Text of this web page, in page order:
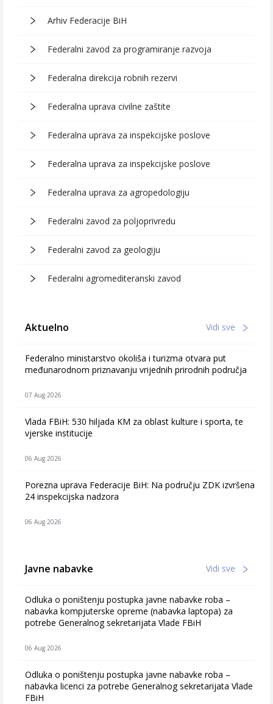
Arhiv Federacije BiH
Federalni zavod za programiranje razvoja
Federalna direkcija robnih rezervi
Federalna uprava civilne zaštite
Federalna uprava za inspekcijske poslove
Federalna uprava za inspekcijske poslove
Federalna uprava za agropedologiju
Federalni zavod za poljoprivredu
Federalni zavod za geologiju
Federalni agromediteranski zavod
Aktuelno Vidi sve
Federalno ministarstvo okoliša i turizma otvara put
međunarodnom priznavanju vrijednih prirodnih područja
07 Aug 2026
Vlada FBiH: 530 hiljada KM za oblast kulture i sporta, te
vjerske institucije
06 Aug 2026
Porezna uprava Federacije BiH: Na području ZDK izvršena
24 inspekcijska nadzora
06 Aug 2026
Javne nabavke Vidi sve
Odluka o poništenju postupka javne nabavke roba –
nabavka kompjuterske opreme (nabavka laptopa) za
potrebe Generalnog sekretarijata Vlade FBiH
06 Aug 2026
Odluka o poništenju postupka javne nabavke roba –
nabavka licenci za potrebe Generalnog sekretarijata Vlade
FBiH